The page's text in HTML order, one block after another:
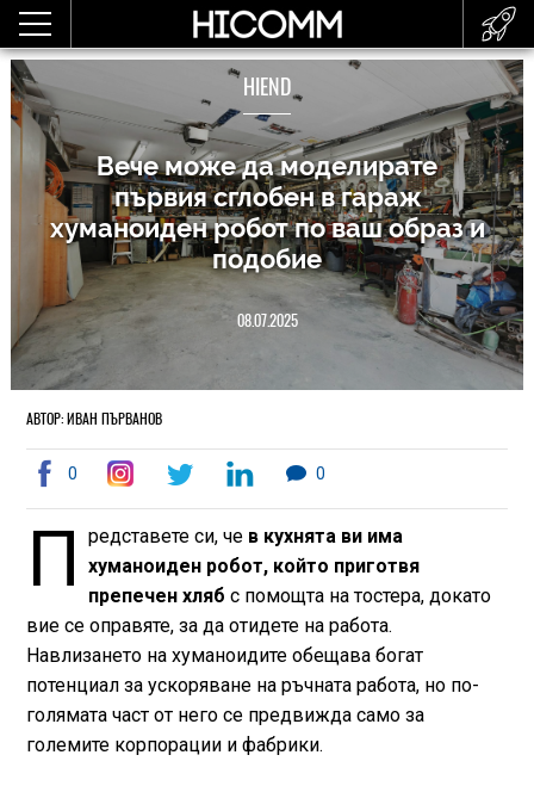
HIEND
Вече може да моделирате
първия сглобен в гараж
хуманоиден робот по ваш образ и
подобие
08.07.2025
АВТОР: ИВАН ПЪРВАНОВ
0 0
П редставете си, че в кухнята ви има
хуманоиден робот, който приготвя
препечен хляб с помощта на тостера, докато
вие се оправяте, за да отидете на работа.
Навлизането на хуманоидите обещава богат
потенциал за ускоряване на ръчната работа, но по-
голямата част от него се предвижда само за
големите корпорации и фабрики.